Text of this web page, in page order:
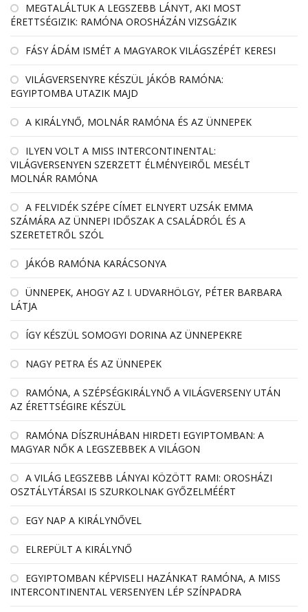
MEGTALÁLTUK A LEGSZEBB LÁNYT, AKI MOST
ÉRETTSÉGIZIK: RAMÓNA OROSHÁZÁN VIZSGÁZIK
FÁSY ÁDÁM ISMÉT A MAGYAROK VILÁGSZÉPÉT KERESI
VILÁGVERSENYRE KÉSZÜL JÁKÓB RAMÓNA:
EGYIPTOMBA UTAZIK MAJD
A KIRÁLYNŐ, MOLNÁR RAMÓNA ÉS AZ ÜNNEPEK
ILYEN VOLT A MISS INTERCONTINENTAL:
VILÁGVERSENYEN SZERZETT ÉLMÉNYEIRŐL MESÉLT
MOLNÁR RAMÓNA
A FELVIDÉK SZÉPE CÍMET ELNYERT UZSÁK EMMA
SZÁMÁRA AZ ÜNNEPI IDŐSZAK A CSALÁDRÓL ÉS A
SZERETETRŐL SZÓL
JÁKÓB RAMÓNA KARÁCSONYA
ÜNNEPEK, AHOGY AZ I. UDVARHÖLGY, PÉTER BARBARA
LÁTJA
ÍGY KÉSZÜL SOMOGYI DORINA AZ ÜNNEPEKRE
NAGY PETRA ÉS AZ ÜNNEPEK
RAMÓNA, A SZÉPSÉGKIRÁLYNŐ A VILÁGVERSENY UTÁN
AZ ÉRETTSÉGIRE KÉSZÜL
RAMÓNA DÍSZRUHÁBAN HIRDETI EGYIPTOMBAN: A
MAGYAR NŐK A LEGSZEBBEK A VILÁGON
A VILÁG LEGSZEBB LÁNYAI KÖZÖTT RAMI: OROSHÁZI
OSZTÁLYTÁRSAI IS SZURKOLNAK GYŐZELMÉÉRT
EGY NAP A KIRÁLYNŐVEL
ELREPÜLT A KIRÁLYNŐ
EGYIPTOMBAN KÉPVISELI HAZÁNKAT RAMÓNA, A MISS
INTERCONTINENTAL VERSENYEN LÉP SZÍNPADRA